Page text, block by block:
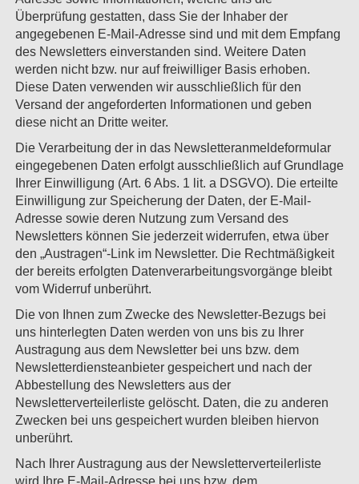
Überprüfung gestatten, dass Sie der Inhaber der
angegebenen E-Mail-Adresse sind und mit dem Empfang
des Newsletters einverstanden sind. Weitere Daten
werden nicht bzw. nur auf freiwilliger Basis erhoben.
Diese Daten verwenden wir ausschließlich für den
Versand der angeforderten Informationen und geben
diese nicht an Dritte weiter.
Die Verarbeitung der in das Newsletteranmeldeformular
eingegebenen Daten erfolgt ausschließlich auf Grundlage
Ihrer Einwilligung (Art. 6 Abs. 1 lit. a DSGVO). Die erteilte
Einwilligung zur Speicherung der Daten, der E-Mail-
Adresse sowie deren Nutzung zum Versand des
Newsletters können Sie jederzeit widerrufen, etwa über
den „Austragen“-Link im Newsletter. Die Rechtmäßigkeit
der bereits erfolgten Datenverarbeitungsvorgänge bleibt
vom Widerruf unberührt.
Die von Ihnen zum Zwecke des Newsletter-Bezugs bei
uns hinterlegten Daten werden von uns bis zu Ihrer
Austragung aus dem Newsletter bei uns bzw. dem
Newsletterdiensteanbieter gespeichert und nach der
Abbestellung des Newsletters aus der
Newsletterverteilerliste gelöscht. Daten, die zu anderen
Zwecken bei uns gespeichert wurden bleiben hiervon
unberührt.
Nach Ihrer Austragung aus der Newsletterverteilerliste
wird Ihre E-Mail-Adresse bei uns bzw. dem